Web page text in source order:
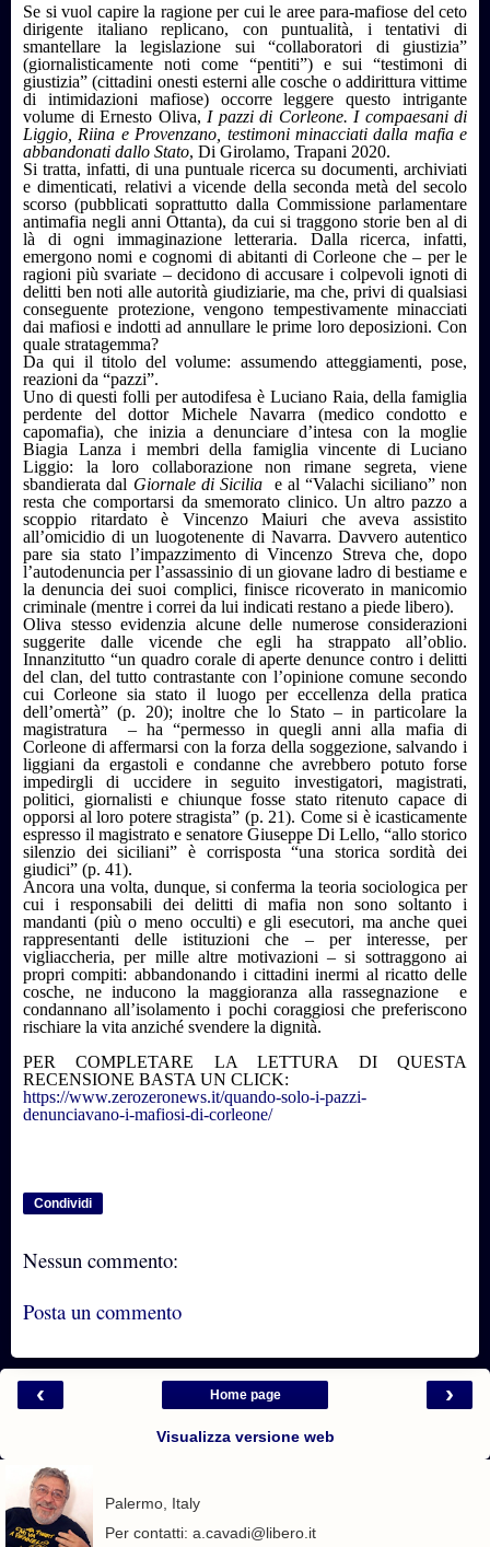
Se si vuol capire la ragione per cui le aree para-mafiose del ceto
dirigente italiano replicano, con puntualità, i tentativi di
smantellare la legislazione sui “collaboratori di giustizia”
(giornalisticamente noti come “pentiti”) e sui “testimoni di
giustizia” (cittadini onesti esterni alle cosche o addirittura vittime
di intimidazioni mafiose) occorre leggere questo intrigante
volume di Ernesto Oliva, I pazzi di Corleone. I compaesani di
Liggio, Riina e Provenzano, testimoni minacciati dalla mafia e
abbandonati dallo Stato, Di Girolamo, Trapani 2020.
Si tratta, infatti, di una puntuale ricerca su documenti, archiviati
e dimenticati, relativi a vicende della seconda metà del secolo
scorso (pubblicati soprattutto dalla Commissione parlamentare
antimafia negli anni Ottanta), da cui si traggono storie ben al di
là di ogni immaginazione letteraria. Dalla ricerca, infatti,
emergono nomi e cognomi di abitanti di Corleone che – per le
ragioni più svariate – decidono di accusare i colpevoli ignoti di
delitti ben noti alle autorità giudiziarie, ma che, privi di qualsiasi
conseguente protezione, vengono tempestivamente minacciati
dai mafiosi e indotti ad annullare le prime loro deposizioni. Con
quale stratagemma?
Da qui il titolo del volume: assumendo atteggiamenti, pose,
reazioni da “pazzi”.
Uno di questi folli per autodifesa è Luciano Raia, della famiglia
perdente del dottor Michele Navarra (medico condotto e
capomafia), che inizia a denunciare d’intesa con la moglie
Biagia Lanza i membri della famiglia vincente di Luciano
Liggio: la loro collaborazione non rimane segreta, viene
sbandierata dal Giornale di Sicilia e al “Valachi siciliano” non
resta che comportarsi da smemorato clinico. Un altro pazzo a
scoppio ritardato è Vincenzo Maiuri che aveva assistito
all’omicidio di un luogotenente di Navarra. Davvero autentico
pare sia stato l’impazzimento di Vincenzo Streva che, dopo
l’autodenuncia per l’assassinio di un giovane ladro di bestiame e
la denuncia dei suoi complici, finisce ricoverato in manicomio
criminale (mentre i correi da lui indicati restano a piede libero).
Oliva stesso evidenzia alcune delle numerose considerazioni
suggerite dalle vicende che egli ha strappato all’oblio.
Innanzitutto “un quadro corale di aperte denunce contro i delitti
del clan, del tutto contrastante con l’opinione comune secondo
cui Corleone sia stato il luogo per eccellenza della pratica
dell’omertà” (p. 20); inoltre che lo Stato – in particolare la
magistratura – ha “permesso in quegli anni alla mafia di
Corleone di affermarsi con la forza della soggezione, salvando i
liggiani da ergastoli e condanne che avrebbero potuto forse
impedirgli di uccidere in seguito investigatori, magistrati,
politici, giornalisti e chiunque fosse stato ritenuto capace di
opporsi al loro potere stragista” (p. 21). Come si è icasticamente
espresso il magistrato e senatore Giuseppe Di Lello, “allo storico
silenzio dei siciliani” è corrisposta “una storica sordità dei
giudici” (p. 41).
Ancora una volta, dunque, si conferma la teoria sociologica per
cui i responsabili dei delitti di mafia non sono soltanto i
mandanti (più o meno occulti) e gli esecutori, ma anche quei
rappresentanti delle istituzioni che – per interesse, per
vigliaccheria, per mille altre motivazioni – si sottraggono ai
propri compiti: abbandonando i cittadini inermi al ricatto delle
cosche, ne inducono la maggioranza alla rassegnazione e
condannano all’isolamento i pochi coraggiosi che preferiscono
rischiare la vita anziché svendere la dignità.
PER COMPLETARE LA LETTURA DI QUESTA
RECENSIONE BASTA UN CLICK:
https://www.zerozeronews.it/quando-solo-i-pazzi-
denunciavano-i-mafiosi-di-corleone/
Condividi
Nessun commento:
Posta un commento
‹ ›
Home page
Visualizza versione web
Palermo, Italy
Per contatti: a.cavadi@libero.it